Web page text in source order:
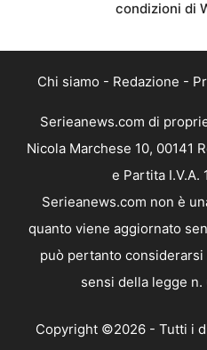
condizioni di
Chi siamo - Redazione -
Serieanews.com di
Nicola Marchese 10, 00141
e Partita I.V.A.
Serieanews.com non è
quanto viene aggiornato
può pertanto
sensi della legge n.
Copyright ©2026 - Tutti i